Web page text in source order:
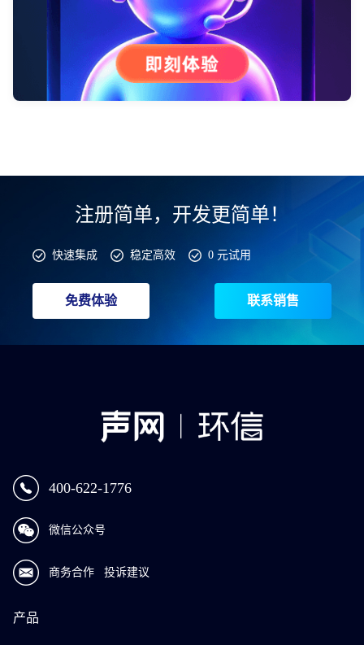
注册简单，开发更简单！
快速集成 稳定高效 0 元试用
免费体验 联系销售
400-622-1776
微信公众号
商务合作 投诉建议
产品